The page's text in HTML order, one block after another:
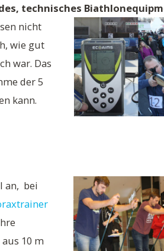
technisches
nicht
wie gut
war. Das
der 5
kann.
an, bei
10 m